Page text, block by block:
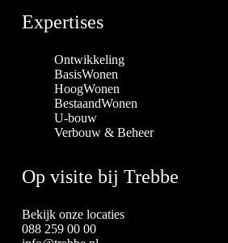
Expertises
Ontwikkeling
BasisWonen
HoogWonen
BestaandWonen
U-bouw
Verbouw & Beheer
Op visite bij Trebbe
Bekijk onze locaties
088 259 00 00